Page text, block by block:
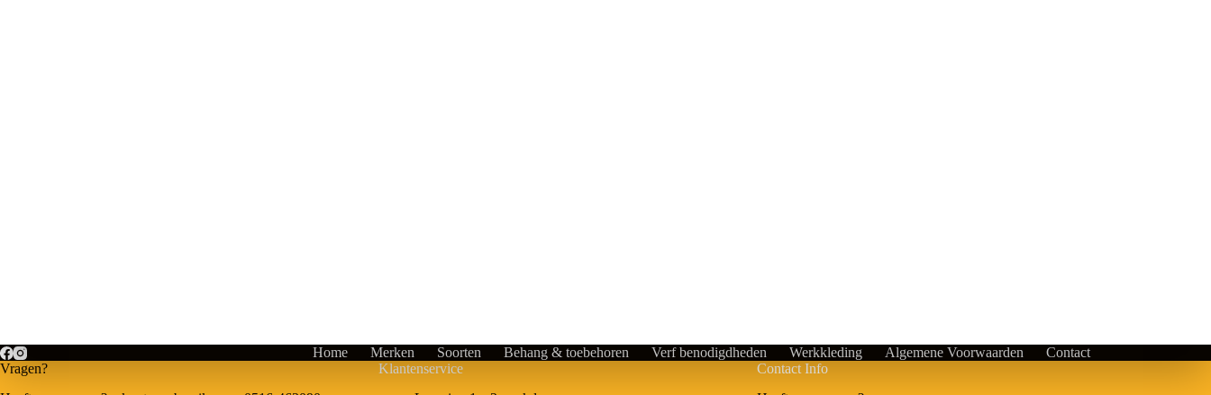
Home Merken Soorten Behang & toebehoren Verf benodigdheden Werkkleding Algemene Voorwaarden
Contact
Vragen?
Klantenservice
Contact Info